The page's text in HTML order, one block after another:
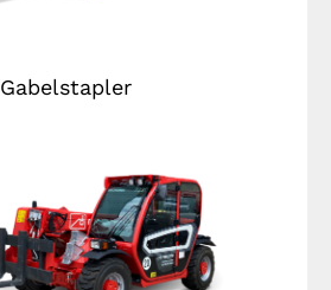
Gabelstapler